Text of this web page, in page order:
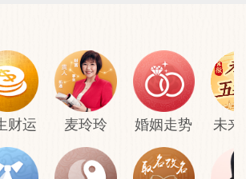
就之意。
事以培福根。
则吉。
，后来大佳。
须先装饰。
无妨。
财运 麦玲玲 婚姻走势 未来